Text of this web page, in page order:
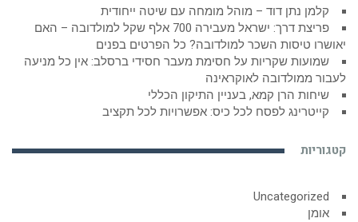
קלמן נתן דוד – מוהל מומחה עם שיטה ייחודית
פריצת דרך: ישראל מעבירה 700 אלף שקל למולדובה – האם
יאושרו טיסות השכר למולדובה? כל הפרטים בפנים
שמועות שקריות על חסימת מעבר חסידי ברסלב: אין כל מניעה
לעבור ממולדובה לאוקראינה
שיחות הרן קמא, בעניין התיקון הכללי
קייטרינג לפסח לכל כיס: אפשרויות לכל תקציב
קטגוריות
Uncategorized
אומן